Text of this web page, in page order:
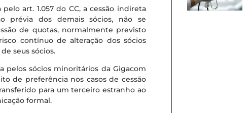
art. 1.057 do CC, a cessão indireta
prévia dos demais sócios, não se
de quotas, normalmente previsto
contínuo de alteração dos sócios
seus sócios.
pelos sócios minoritários da Gigacom
de preferência nos casos de cessão
para um terceiro estranho ao
formal.